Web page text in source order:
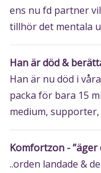
ens nu fd partner
tillhör det mentala
Han är död &
Han är nu död i
packa för bara 15
medium,
Komfortzon - ”äger
..orden landade &